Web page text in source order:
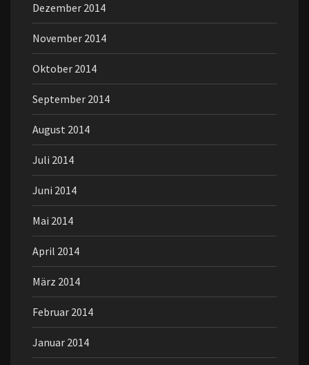
Dezember 2014
November 2014
Oktober 2014
September 2014
August 2014
Juli 2014
Juni 2014
Mai 2014
April 2014
März 2014
Februar 2014
Januar 2014